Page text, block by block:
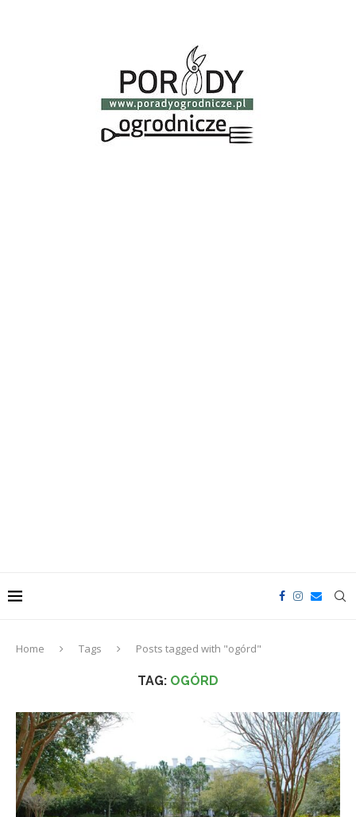
Home Tags Posts tagged with "ogórd"
TAG: OGÓRD